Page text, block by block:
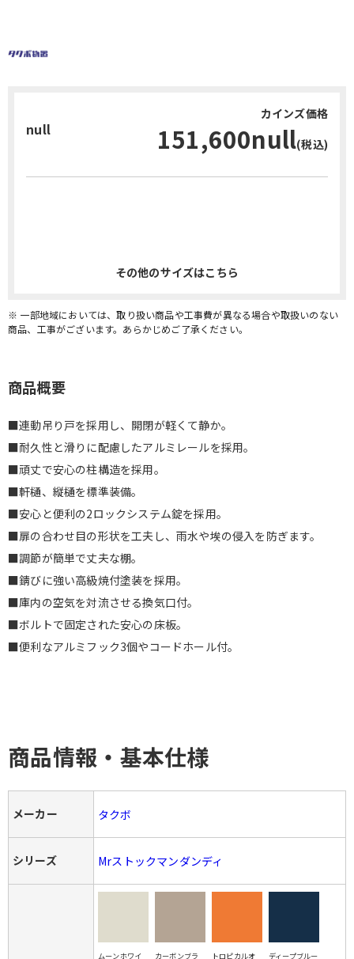
null
カインズ価格
151,600null(税込)
その他のサイズはこちら
※ 一部地域においては、取り扱い商品や工事費が異なる場合や取扱いのない
商品、工事がございます。あらかじめご了承ください。
商品概要
■連動吊り戸を採用し、開閉が軽くて静か。
■耐久性と滑りに配慮したアルミレールを採用。
■頑丈で安心の柱構造を採用。
■軒樋、縦樋を標準装備。
■安心と便利の2ロックシステム錠を採用。
■扉の合わせ目の形状を工夫し、雨水や埃の侵入を防ぎます。
■調節が簡単で丈夫な棚。
■錆びに強い高級焼付塗装を採用。
■庫内の空気を対流させる換気口付。
■ボルトで固定された安心の床板。
■便利なアルミフック3個やコードホール付。
商品情報・基本仕様
メーカー タクボ
シリーズ Mrストックマンダンディ
ムーンホワイ カーボンブラ トロピカルオ ディープブルー